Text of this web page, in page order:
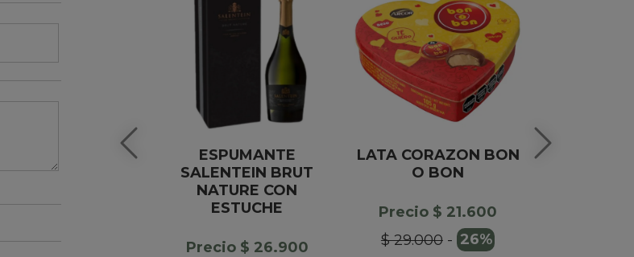
ESPUMANTE
SALENTEIN BRUT
NATURE CON
ESTUCHE
Precio $ 26.900
LATA CORAZON BON
O BON
Precio $ 21.600
$ 29.000- 26%